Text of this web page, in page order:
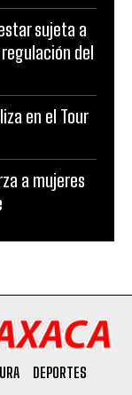
sujeta a
del
en el Tour
a mujeres
DEPORTES